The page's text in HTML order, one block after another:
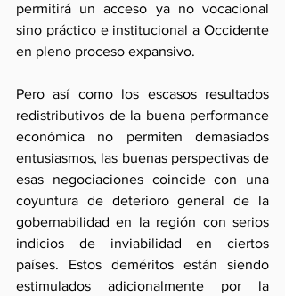
permitirá un acceso ya no vocacional
sino práctico e institucional a Occidente
en pleno proceso expansivo.
Pero así como los escasos resultados
redistributivos de la buena performance
económica no permiten demasiados
entusiasmos, las buenas perspectivas de
esas negociaciones coincide con una
coyuntura de deterioro general de la
gobernabilidad en la región con serios
indicios de inviabilidad en ciertos
países. Estos deméritos están siendo
estimulados adicionalmente por la